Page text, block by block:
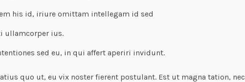
his id, iriure omittam intellegam id sed
ullamcorper ius.
sed eu, in qui affert aperiri invidunt.
quo ut, eu vix noster fierent postulant. Est ut magna tation, nec